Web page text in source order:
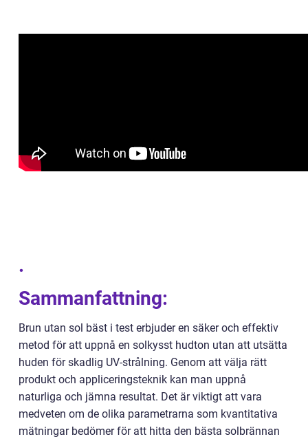
.
Sammanfattning:
Brun utan sol bäst i test erbjuder en säker och effektiv
metod för att uppnå en solkysst hudton utan att utsätta
huden för skadlig UV-strålning. Genom att välja rätt
produkt och appliceringsteknik kan man uppnå
naturliga och jämna resultat. Det är viktigt att vara
medveten om de olika parametrarna som kvantitativa
mätningar bedömer för att hitta den bästa solbrännan